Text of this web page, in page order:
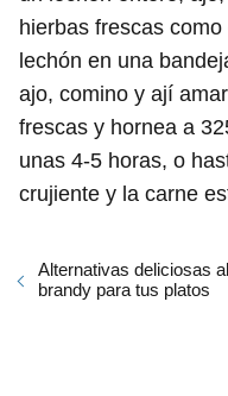
hierbas frescas
lechón en una
ajo, comino y ají
frescas y hornea a
unas 4-5 horas, o
crujiente y la carne
Alternativas deliciosas al
brandy para tus platos